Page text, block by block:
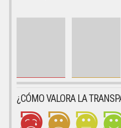
¿CÓMO VALORA LA